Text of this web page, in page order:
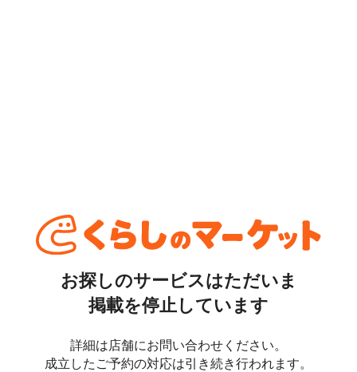
お探しのサービスはただいま
掲載を停止しています
詳細は店舗にお問い合わせください。
成立したご予約の対応は引き続き行われます。